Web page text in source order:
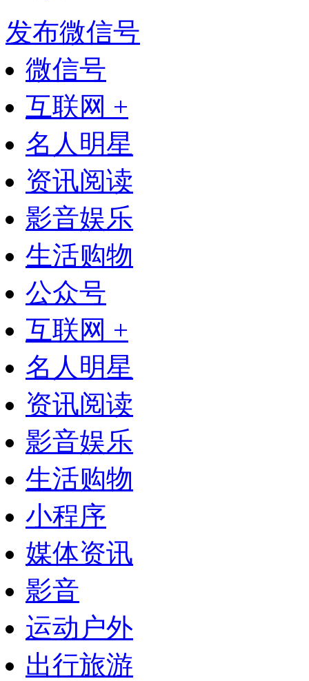
发布微信号
微信号
互联网 +
名人明星
资讯阅读
影音娱乐
生活购物
公众号
互联网 +
名人明星
资讯阅读
影音娱乐
生活购物
小程序
媒体资讯
影音
运动户外
出行旅游